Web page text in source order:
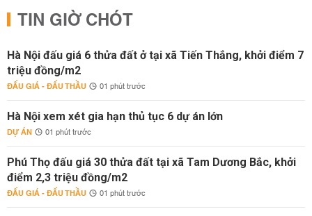
TIN GIỜ CHÓT
Hà Nội đấu giá 6 thửa đất ở tại xã Tiến Thắng, khởi điểm 7
triệu đồng/m2
ĐẤU GIÁ - ĐẤU THẦU 01 phút trước
Hà Nội xem xét gia hạn thủ tục 6 dự án lớn
DỰ ÁN 01 phút trước
Phú Thọ đấu giá 30 thửa đất tại xã Tam Dương Bắc, khởi
điểm 2,3 triệu đồng/m2
ĐẤU GIÁ - ĐẤU THẦU 01 phút trước